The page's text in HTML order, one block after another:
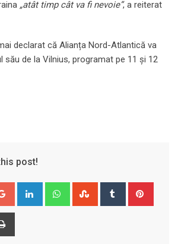
„atât timp cât va fi nevoie”, a reiterat
declarat că Alianța Nord-Atlantică va
său de la Vilnius, programat pe 11 și 12
post!
Google+ LinkedIn WhatsappStumbleUpon
Tumblr